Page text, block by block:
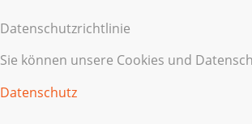
Datenschutzrichtlinie
Sie können unsere Cookies und
Datenschutz